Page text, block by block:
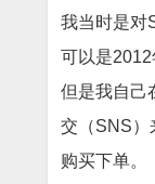
我当时是对
可以是2012
但是我自己
交（SNS）
购买下单。